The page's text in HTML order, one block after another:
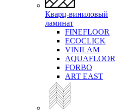
Кварц-виниловый
ламинат
FINEFLOOR
ECOCLICK
VINILAM
AQUAFLOOR
FORBO
ART EAST